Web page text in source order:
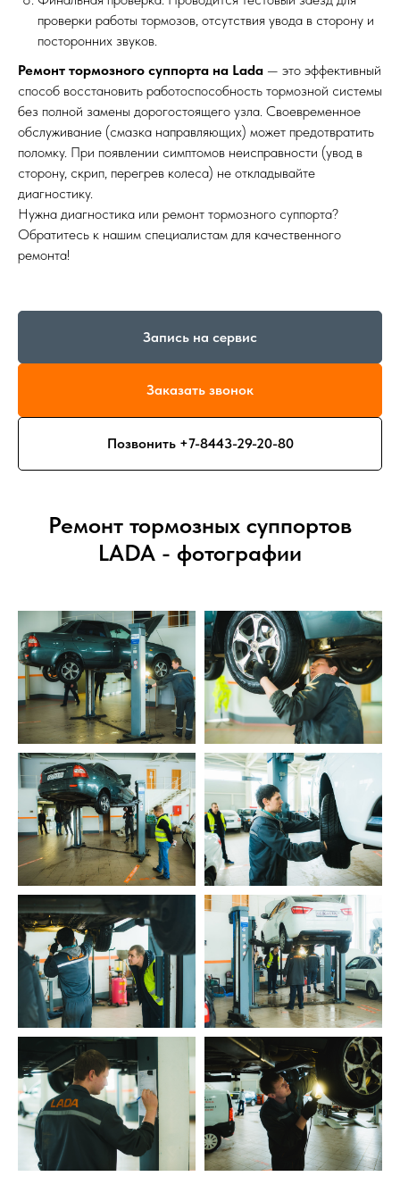
проверки работы тормозов, отсутствия увода в сторону и
посторонних звуков.
Ремонт тормозного суппорта на Lada — это эффективный
способ восстановить работоспособность тормозной системы
без полной замены дорогостоящего узла. Своевременное
обслуживание (смазка направляющих) может предотвратить
поломку. При появлении симптомов неисправности (увод в
сторону, скрип, перегрев колеса) не откладывайте
диагностику.
Нужна диагностика или ремонт тормозного суппорта?
Обратитесь к нашим специалистам для качественного
ремонта!
Запись на сервис
Заказать звонок
Позвонить +7-8443-29-20-80
Ремонт тормозных суппортов
LADA - фотографии